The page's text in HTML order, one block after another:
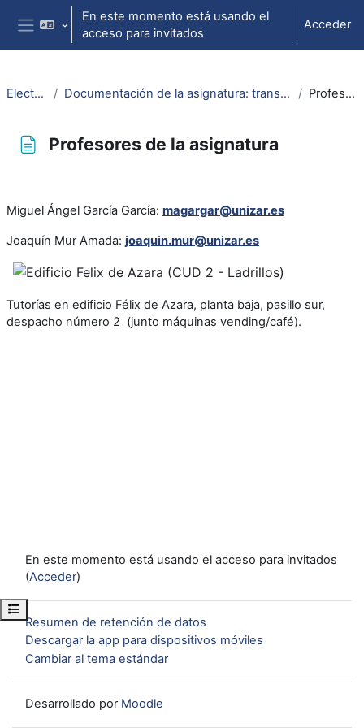
Salta al contenido principal
Panel lateral
En este momento está usando el
acceso para invitados
Acceder
Abrir índice del curso
ElectrotecniaAbierta Documentación de la asignatura: transparencias de la asignatura, guiones de prácticas, problemas, apuntes... (PDF) Profesores de la asignatura
Profesores de la asignatura
Miguel Ángel García García: magargar@unizar.es
Joaquín Mur Amada: joaquin.mur@unizar.es
Tutorías en edificio Félix de Azara, planta baja, pasillo sur,
despacho número 2 (junto máquinas vending/café).
En este momento está usando el acceso para invitados
(Acceder)
Resumen de retención de datos
Descargar la app para dispositivos móviles
Cambiar al tema estándar
Desarrollado por Moodle